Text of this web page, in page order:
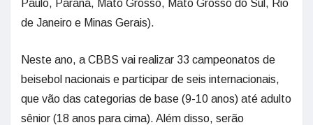
Paulo, Paraná, Mato Grosso, Mato Grosso do Sul, Rio
de Janeiro e Minas Gerais).
Neste ano, a CBBS vai realizar 33 campeonatos de
beisebol nacionais e participar de seis internacionais,
que vão das categorias de base (9-10 anos) até adulto
sênior (18 anos para cima). Além disso, serão